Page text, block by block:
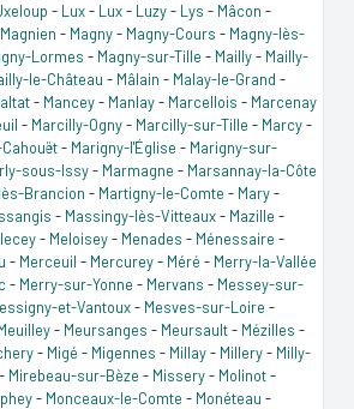
- Lux- Lux- Luzy- Lys - Mâcon -
Magnien - Magny- Magny-Cours - Magny-lès-
Lormes - Magny-sur-Tille - Mailly- Mailly-
le-Château - Mâlain - Malay-le-Grand -
- Mancey- Manlay- Marcellois - Marcenay
- Marcilly-Ogny- Marcilly-sur-Tille - Marcy-
- Marigny-l'Église - Marigny-sur-
sous-Issy- Marmagne - Marsannay-la-Côte
Brancion - Martigny-le-Comte - Mary-
- Massingy-lès-Vitteaux- Mazille -
- Meloisey- Menades - Ménessaire -
- Merceuil - Mercurey- Méré - Merry-la-Vallée
- Merry-sur-Yonne - Mervans - Messey-sur-
et-Vantoux- Mesves-sur-Loire -
- Meursanges - Meursault- Mézilles -
- Migé - Migennes - Millay- Millery- Milly-
- Mirebeau-sur-Bèze - Missery- Molinot-
- Monceaux-le-Comte - Monéteau -